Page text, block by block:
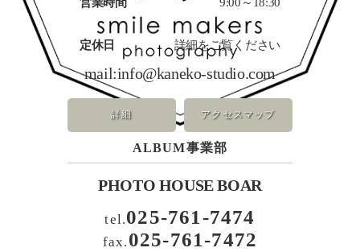
定休日 詳細をご覧ください
mail:info@kaneko-studio.com
詳細 アクセスマップ
ALBUM事業部
PHOTO HOUSE BOAR
tel.025-761-7474
fax. 025-761-7472